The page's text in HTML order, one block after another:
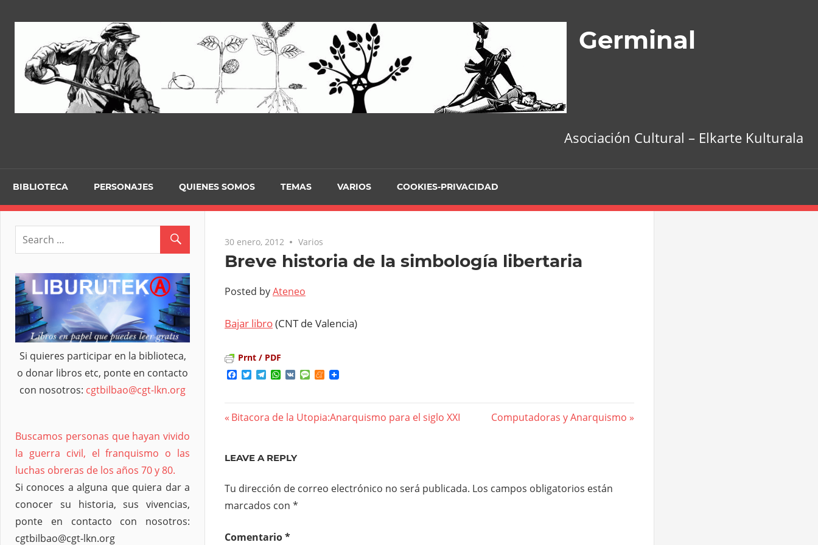
Germinal
Asociación Cultural – Elkarte Kulturala
BIBLIOTECA PERSONAJES QUIENES SOMOS TEMAS VARIOS COOKIES-PRIVACIDAD
30 enero, 2012 No comments
Varios
Breve historia de la simbología libertaria
Posted byAteneo
Bajar libro(CNT de Valencia)
Prnt / PDF
Facebook
TwitterTelegram
WhatsApp
VK MessageMeneame
de
entradas
Previous
Bitacora de la Utopia:Anarquismo para el siglo XXI
Next
Computadoras y Anarquismo
LEAVE A REPLY
Tu dirección de correo electrónico no será publicada. Los campos obligatorios están
marcados con *
Comentario*
Si quieres participar en la biblioteca,
o donar libros etc, ponte en contacto
con nosotros: cgtbilbao@cgt-lkn.org
Buscamos personas que hayan vivido
la guerra civil, el franquismo o las
luchas obreras de los años 70 y 80.
Si conoces a alguna que quiera dar a
conocer su historia, sus vivencias,
ponte en contacto con nosotros:
cgtbilbao@cgt-lkn.org